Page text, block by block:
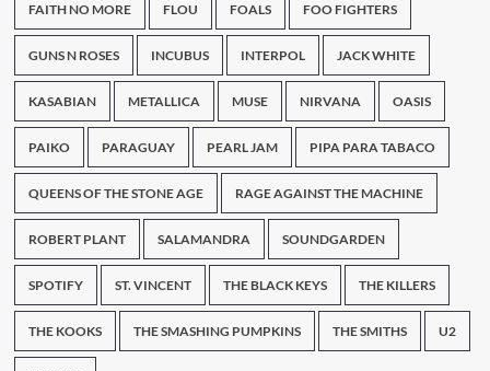
FAITH NO MORE FLOU FOALS FOO FIGHTERS
GUNS N ROSES INCUBUS INTERPOL JACK WHITE
KASABIAN METALLICA MUSE NIRVANA OASIS
PAIKO PARAGUAY PEARL JAM PIPA PARA TABACO
QUEENS OF THE STONE AGE RAGE AGAINST THE MACHINE
ROBERT PLANT SALAMANDRA SOUNDGARDEN
SPOTIFY ST. VINCENT THE BLACK KEYS THE KILLERS
THE KOOKS THE SMASHING PUMPKINS THE SMITHS U2